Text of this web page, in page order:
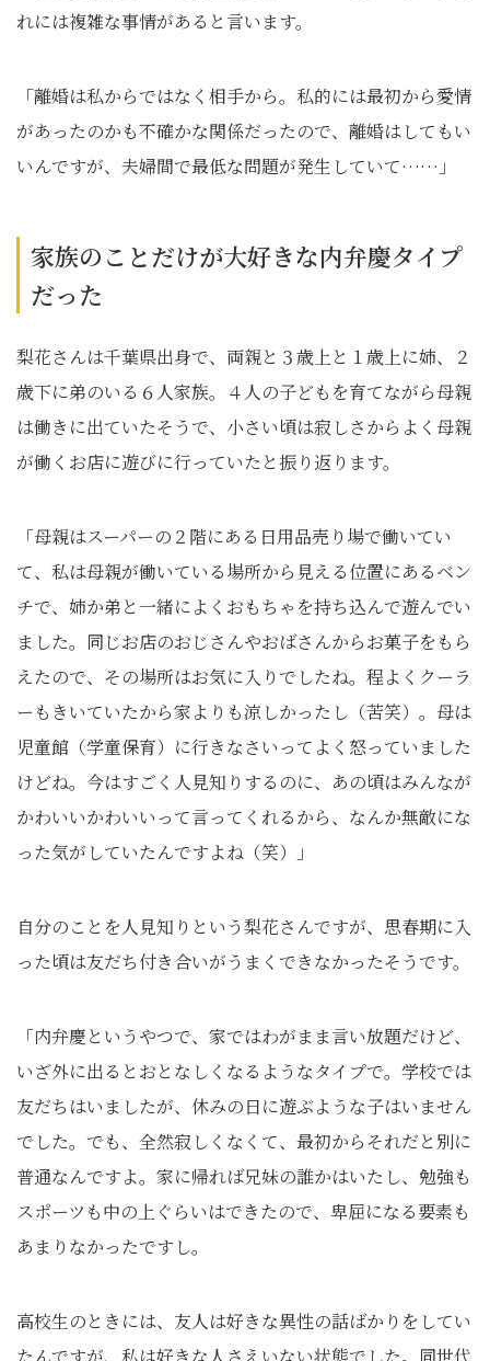
れには複雑な事情があると言います。
「離婚は私からではなく相手から。私的には最初から愛情
があったのかも不確かな関係だったので、離婚はしてもい
いんですが、夫婦間で最低な問題が発生していて……」
家族のことだけが大好きな内弁慶タイプ
だった
梨花さんは千葉県出身で、両親と３歳上と１歳上に姉、２
歳下に弟のいる６人家族。４人の子どもを育てながら母親
は働きに出ていたそうで、小さい頃は寂しさからよく母親
が働くお店に遊びに行っていたと振り返ります。
「母親はスーパーの２階にある日用品売り場で働いてい
て、私は母親が働いている場所から見える位置にあるベン
チで、姉か弟と一緒によくおもちゃを持ち込んで遊んでい
ました。同じお店のおじさんやおばさんからお菓子をもら
えたので、その場所はお気に入りでしたね。程よくクーラ
ーもきいていたから家よりも涼しかったし（苦笑）。母は
児童館（学童保育）に行きなさいってよく怒っていました
けどね。今はすごく人見知りするのに、あの頃はみんなが
かわいいかわいいって言ってくれるから、なんか無敵にな
った気がしていたんですよね（笑）」
自分のことを人見知りという梨花さんですが、思春期に入
った頃は友だち付き合いがうまくできなかったそうです。
「内弁慶というやつで、家ではわがまま言い放題だけど、
いざ外に出るとおとなしくなるようなタイプで。学校では
友だちはいましたが、休みの日に遊ぶような子はいません
でした。でも、全然寂しくなくて、最初からそれだと別に
普通なんですよ。家に帰れば兄妹の誰かはいたし、勉強も
スポーツも中の上ぐらいはできたので、卑屈になる要素も
あまりなかったですし。
高校生のときには、友人は好きな異性の話ばかりをしてい